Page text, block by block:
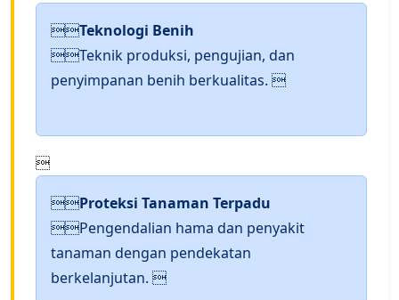
Teknologi Benih
Teknik produksi, pengujian, dan
penyimpanan benih berkualitas. 

Proteksi Tanaman Terpadu
Pengendalian hama dan penyakit
tanaman dengan pendekatan
berkelanjutan. 